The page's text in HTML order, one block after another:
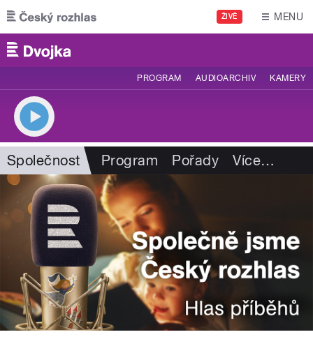
Přejít k hlavnímu obsahu
ŽIVĚ MENU
PROGRAM AUDIOARCHIV KAMERY
Společnost Program Pořady Více…